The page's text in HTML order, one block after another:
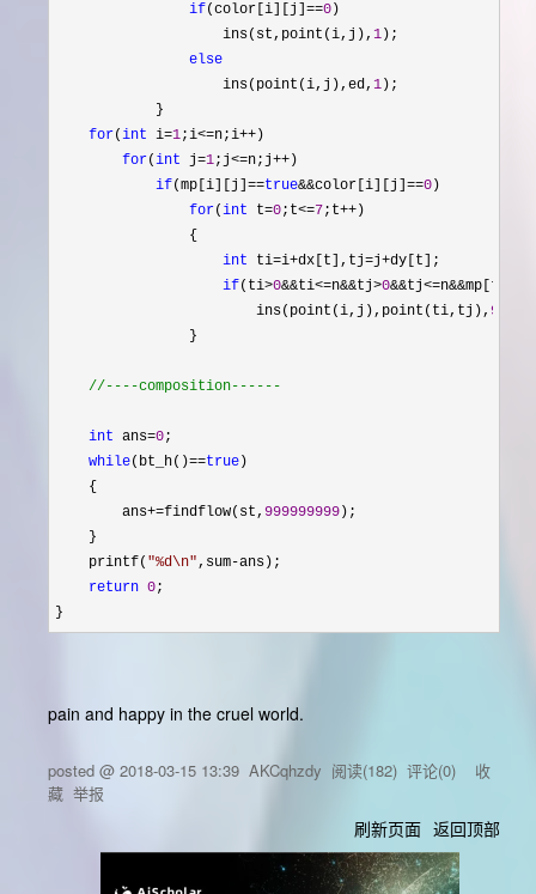
if(color[i][j]==0 )
                    ins(st,point(i,j),
1 );
else
                    ins(point(i,j),ed,
1 );
            }
for(int i=1;i<=n;i++ )
for(int j=1;j<=n;j++ )
if(mp[i][j]==true&&color[i][j]==0 )
for(int t=0;t<=7;t++ )
                {
int ti=i+dx[t],tj=j+dy[t];
if(ti>0&&ti<=n&&tj>0
                        ins(point(i,j),point(ti,tj),
                }
// ----composition------
int ans=0;
while(bt_h()==true )
    {
        ans
+=findflow(st, 999999999 );
    }
    printf(
"%d\n",sum-ans);
return 0;
}
pain and happy in the cruel world.
posted @ 2018-03-15 13:39 AKCqhzdy 阅读(182) 评论(0) 收
藏 举报
刷新页面 返回顶部